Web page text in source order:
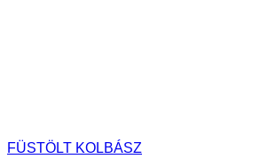
FÜSTÖLT KOLBÁSZ